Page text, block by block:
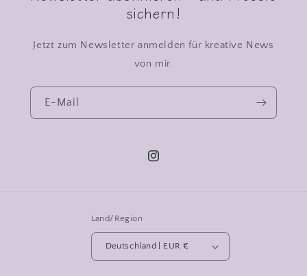
sichern!
Jetzt zum Newsletter anmelden für kreative News
von mir.
E-Mail
Instagram
Land/Region
Deutschland | EUR €